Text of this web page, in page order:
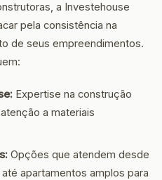
a Investehouse
pela consistência na
de seus empreendimentos.
Expertise na construção
a materiais
Opções que atendem desde
apartamentos amplos para